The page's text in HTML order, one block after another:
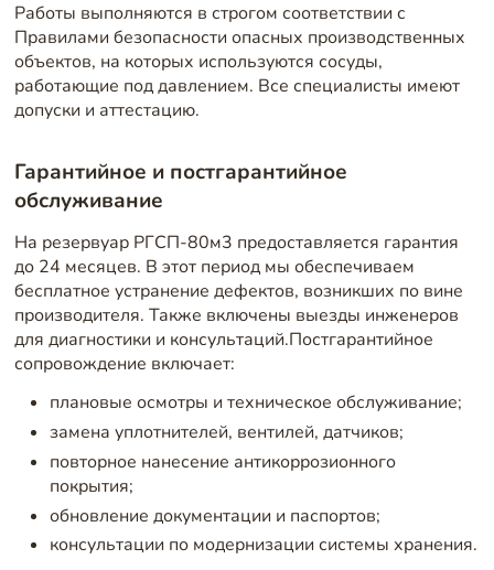
Работы выполняются в строгом соответствии с
Правилами безопасности опасных производственных
объектов, на которых используются сосуды,
работающие под давлением. Все специалисты имеют
допуски и аттестацию.
Гарантийное и постгарантийное
обслуживание
На резервуар РГСП-80м3 предоставляется гарантия
до 24 месяцев. В этот период мы обеспечиваем
бесплатное устранение дефектов, возникших по вине
производителя. Также включены выезды инженеров
для диагностики и консультаций.Постгарантийное
сопровождение включает:
плановые осмотры и техническое обслуживание;
замена уплотнителей, вентилей, датчиков;
повторное нанесение антикоррозионного
покрытия;
обновление документации и паспортов;
консультации по модернизации системы хранения.